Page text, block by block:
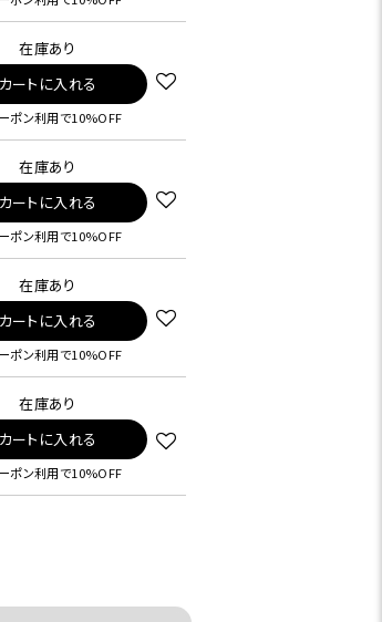
在庫あり
カートに入れる
ポン利用で10%OFF
在庫あり
カートに入れる
ポン利用で10%OFF
在庫あり
カートに入れる
ポン利用で10%OFF
在庫あり
カートに入れる
ポン利用で10%OFF